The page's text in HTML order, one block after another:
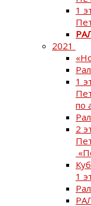
1
2021
1
по
2
1